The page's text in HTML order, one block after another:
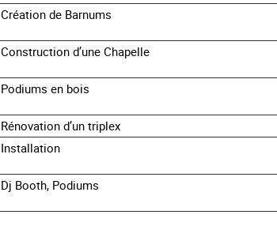
Création de Barnums
Construction d’une Chapelle
Podiums en bois
Rénovation d’un triplex
Installation
Dj Booth, Podiums